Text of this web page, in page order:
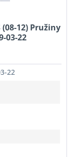
(08-12) Pružiny
03-22
22